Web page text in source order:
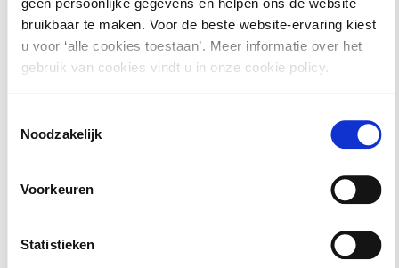
geen persoonlijke gegevens en helpen ons de website
bruikbaar te maken. Voor de beste website-ervaring kiest
u voor ‘alle cookies toestaan’. Meer informatie over het
gebruik van cookies vindt u in onze cookie policy.
Noodzakelijk
Voorkeuren
Statistieken
Pont Publishing, waaronder commentaar en naslag, en
het gehele jurisprudentie archief.
Voor deze cursus/opleiding